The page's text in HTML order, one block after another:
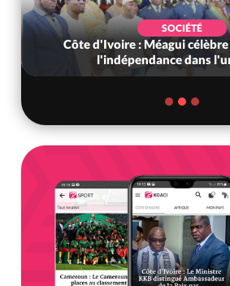
SOCIÉTÉ
Côte d'Ivoire : Méagui célèbre
l'indépendance dans